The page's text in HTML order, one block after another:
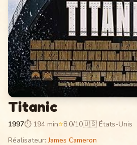
Titanic
1997⏱ 194 min⭐8.0/10🇺🇸 États-Unis
Réalisateur:James Cameron